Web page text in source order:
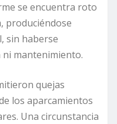
se encuentra roto
produciéndose
sin haberse
mantenimiento.
quejas
los aparcamientos
Una circunstancia